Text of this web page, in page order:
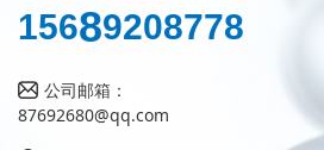
15689208778
公司邮箱：
87692680@qq.com